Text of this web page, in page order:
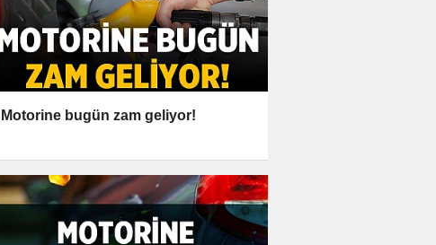
Motorine bugün zam geliyor!